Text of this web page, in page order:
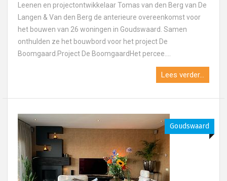
Leenen en projectontwikkelaar Tomas van den Berg van De
Langen & Van den Berg de anterieure overeenkomst voor
het bouwen van 26 woningen in Goudswaard. Samen
onthulden ze het bouwbord voor het project De
Boomgaard.Project De BoomgaardHet percee....
Lees verder...
Goudswaard